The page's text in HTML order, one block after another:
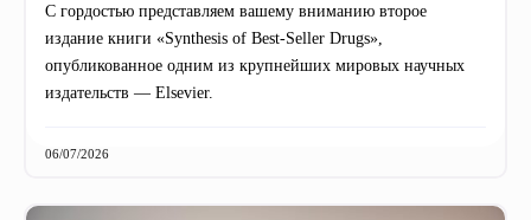
С гордостью представляем вашему вниманию второе
издание книги «Synthesis of Best-Seller Drugs»,
опубликованное одним из крупнейших мировых научных
издательств — Elsevier.
06/07/2026